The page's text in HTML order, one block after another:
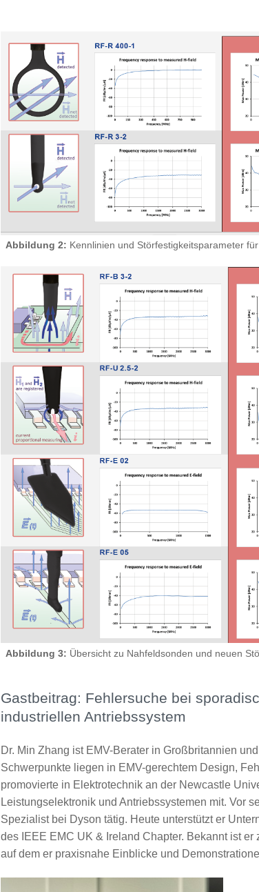
Abbildung 2: Kennlinien und Störfestigkeitsparameter
Abbildung 3: Übersicht zu Nahfeldsonden und neuen
Gastbeitrag: Fehlersuche bei
industriellen Antriebssystem
Dr. Min Zhang ist EMV-Berater in Großbritannien
Schwerpunkte liegen in EMV-gerechtem Design,
promovierte in Elektrotechnik an der Newcastle
Leistungselektronik und Antriebssystemen mit. Vor
Spezialist bei Dyson tätig. Heute unterstützt er
des IEEE EMC UK & Ireland Chapter. Bekannt ist
auf dem er praxisnahe Einblicke und